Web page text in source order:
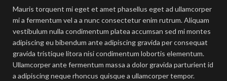
Mauris torquent mi eget et amet phasellus eget ad ullamcorper
mi a fermentum vel a a nunc consectetur enim rutrum. Aliquam
vestibulum nulla condimentum platea accumsan sed mi montes
adipiscing eu bibendum ante adipiscing gravida per consequat
gravida tristique litora nisi condimentum lobortis elementum.
Ullamcorper ante fermentum massa a dolor gravida parturient id
a adipiscing neque rhoncus quisque a ullamcorper tempor.